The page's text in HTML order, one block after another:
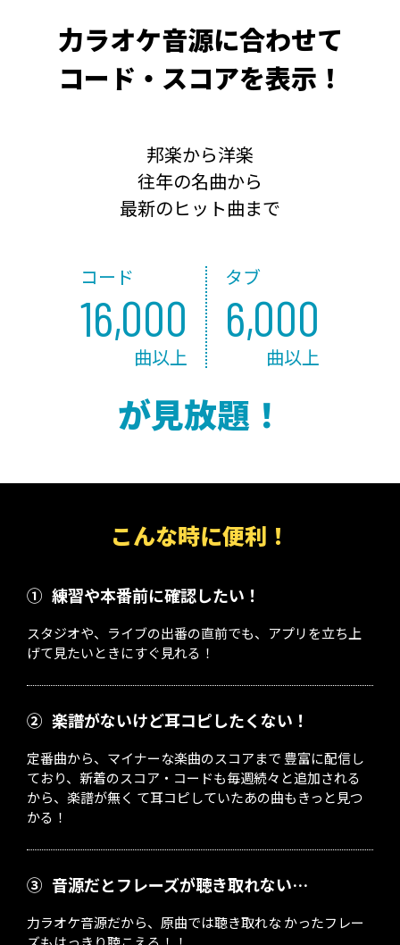
力ラオケ音源に合わせて
コード・スコアを表示！
邦楽から洋楽
往年の名曲から
最新のヒット曲まで
コード
16,000
曲以上
タブ
6,000
曲以上
が見放題！
こんな時に便利！
① 練習や本番前に確認したい！
スタジオや、ライブの出番の直前でも、アプリを立ち上
げて見たいときにすぐ見れる！
② 楽譜がないけど耳コピしたくない！
定番曲から、マイナーな楽曲のスコアまで 豊富に配信し
ており、新着のスコア・コードも毎週続々と追加される
から、楽譜が無く て耳コピしていたあの曲もきっと見つ
かる！
③ 音源だとフレーズが聴き取れない…
力ラオケ音源だから、原曲では聴き取れな かったフレー